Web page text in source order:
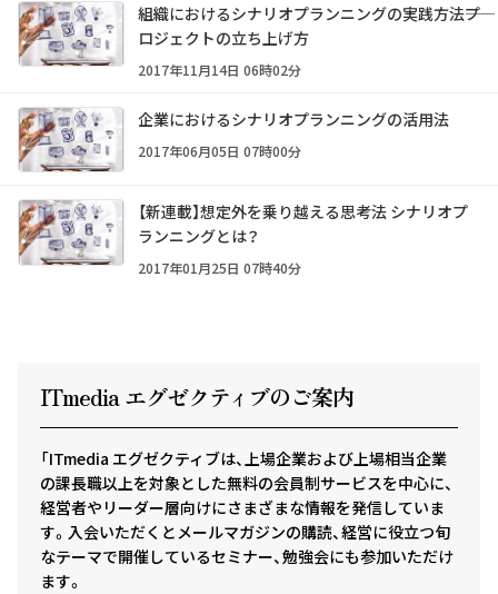
組織におけるシナリオプランニングの実践方法――プ
ロジェクトの立ち上げ方
2017年11月14日 06時02分
企業におけるシナリオプランニングの活用法
2017年06月05日 07時00分
【新連載】想定外を乗り越える思考法 シナリオプ
ランニングとは？
2017年01月25日 07時40分
ITmedia エグゼクティ ブのご案内
「ITmedia エグゼクティブは、上場企業および上場相当企業
の課長職以上を対象とした無料の会員制サービスを中心に、
経営者やリーダー層向けにさまざまな情報を発信していま
す。入会いただくとメールマガジンの購読、経営に役立つ旬
なテーマで開催しているセミナー、勉強会にも参加いただけ
ます。